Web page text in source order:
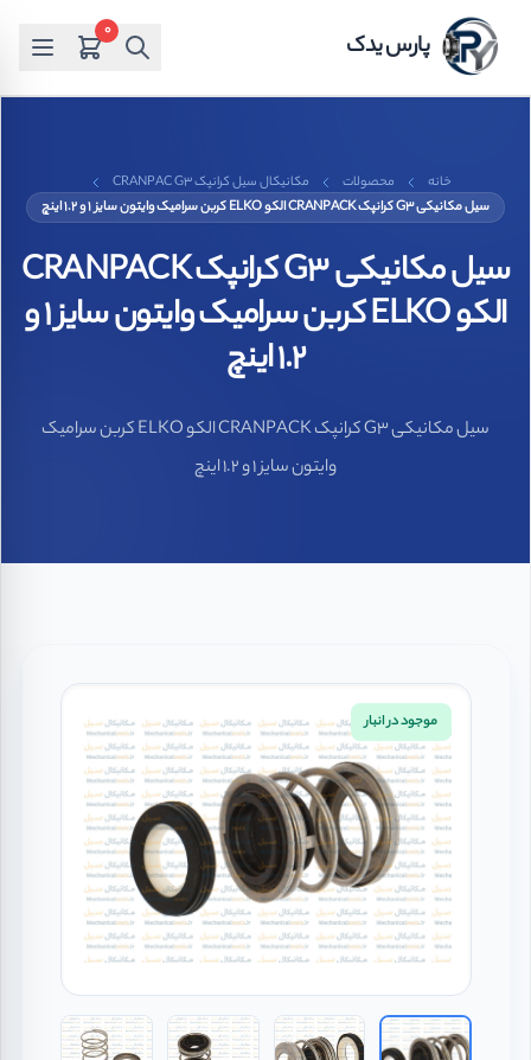
پارس یدک 0
خانه محصولات
مکانیکال سیل کرانپک CRANPAC G3
سیل مکانیکی G3 کرانپک CRANPACK الکو ELKO کربن سرامیک وایتون سایز 1 و 1.2 اینچ
سیل مکانیکی G3 کرانپک CRANPACK
الکو ELKO کربن سرامیک وایتون سایز 1 و
1.2 اینچ
سیل مکانیکی G3 کرانپک CRANPACK الکو ELKO کربن سرامیک
وایتون سایز 1 و 1.2 اینچ
موجود در انبار